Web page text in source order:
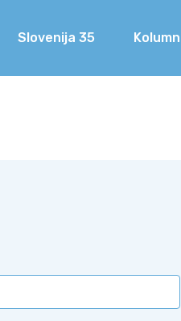
Slovenija 35